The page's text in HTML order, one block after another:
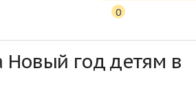
0
Новый год детям в